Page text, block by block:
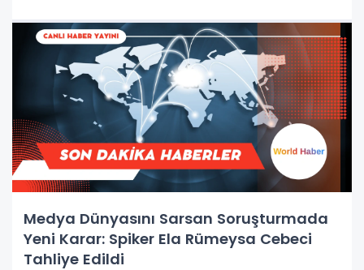
Medya Dünyasını Sarsan Soruşturmada
Yeni Karar: Spiker Ela Rümeysa Cebeci
Tahliye Edildi